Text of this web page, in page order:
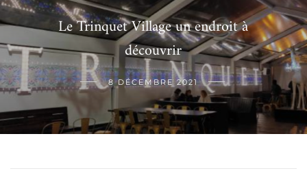
Le Trinquet Village un endroit à
découvrir
8 DÉCEMBRE 2021